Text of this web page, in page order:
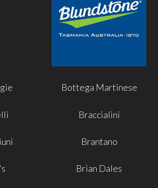
Bottega Martinese
Braccialini
Brantano
Brian Dales